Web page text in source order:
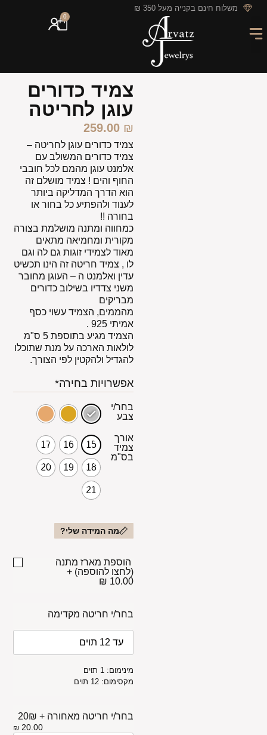
לתוכן משלוח חינם בקנייה מעל 350 ₪
0
צמיד כדורים
עוגן לחריטה
259.00 ₪
צמיד כדורים עוגן לחריטה –
צמיד כדורים המשולב עם
אלמנט עוגן מהמם לכל חובבי
החוף והים ! צמיד מושלם זה
הוא הדרך המדליקה ביותר
לענוד ולהפתיע כל בחור או
בחורה !!
כמחווה ומתנה מושלמת בצורה
מקורית ומחמיאה מתאים
מאוד לצמידי זוגות גם לה וגם
לו , צמיד חריטה זה הינו תכשיט
עדין ואלמנט ה – העוגן מחובר
משני צדדיו בשילוב כדורים
מבריקים
מהממים, הצמיד עשוי כסף
אמיתי 925 .
הצמיד מגיע בתוספת 5 ס"מ
לולאות הארכה על מנת שתוכלו
להגדיל ולהקטין לפי הצורך.
אפשרויות בחירה*
בחר/י
צבע
אורך
צמיד
בס"מ
15
16
17
18
19
20
21
מה המידה שלי?
הוספת מארז מתנה
(לחצו להוספה) +
10.00 ₪
בחר/י חריטה מקדימה
מינימום: 1 תוים
מקסימום: 12 תוים
בחר/י חריטה מאחורה + 20₪
20.00
₪